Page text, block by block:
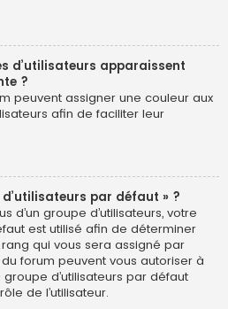
d’utilisateurs apparaissent
?
peuvent assigner une couleur aux
afin de faciliter leur
d’utilisateurs par défaut » ?
d’un groupe d’utilisateurs, votre
est utilisé afin de déterminer
qui vous sera assigné par
forum peuvent vous autoriser à
d’utilisateurs par défaut
de l’utilisateur.